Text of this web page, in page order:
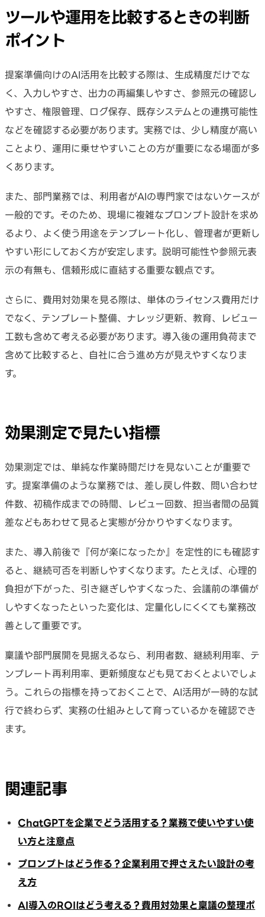
ツールや運用を比較するときの判断
ポイント
提案準備向けのAI活用を比較する際は、生成精度だけでな
く、入力しやすさ、出力の再編集しやすさ、参照元の確認し
やすさ、権限管理、ログ保存、既存システムとの連携可能性
などを確認する必要があります。実務では、少し精度が高い
ことより、運用に乗せやすいことの方が重要になる場面が多
くあります。
また、部門業務では、利用者がAIの専門家ではないケースが
一般的です。そのため、現場に複雑なプロンプト設計を求め
るより、よく使う用途をテンプレート化し、管理者が更新し
やすい形にしておく方が安定します。説明可能性や参照元表
示の有無も、信頼形成に直結する重要な観点です。
さらに、費用対効果を見る際は、単体のライセンス費用だけ
でなく、テンプレート整備、ナレッジ更新、教育、レビュー
工数も含めて考える必要があります。導入後の運用負荷まで
含めて比較すると、自社に合う進め方が見えやすくなりま
す。
効果測定で見たい指標
効果測定では、単純な作業時間だけを見ないことが重要で
す。提案準備のような業務では、差し戻し件数、問い合わせ
件数、初稿作成までの時間、レビュー回数、担当者間の品質
差などもあわせて見ると実態が分かりやすくなります。
また、導入前後で『何が楽になったか』を定性的にも確認す
ると、継続可否を判断しやすくなります。たとえば、心理的
負担が下がった、引き継ぎしやすくなった、会議前の準備が
しやすくなったといった変化は、定量化しにくくても業務改
善として重要です。
稟議や部門展開を見据えるなら、利用者数、継続利用率、テ
ンプレート再利用率、更新頻度なども見ておくとよいでしょ
う。これらの指標を持っておくことで、AI活用が一時的な試
行で終わらず、実務の仕組みとして育っているかを確認でき
ます。
関連記事
ChatGPTを企業でどう活用する？業務で使いやすい使
い方と注意点
プロンプトはどう作る？企業利用で押さえたい設計の考
え方
AI導入のROIはどう考える？費用対効果と稟議の整理ポ